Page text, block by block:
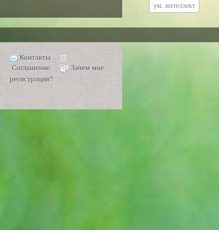
ум, интеллект
Контакты
Соглашение
Зачем мне
регистрация?